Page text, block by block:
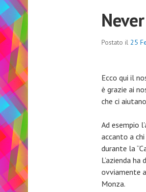
Postato il 25
Ecco qui il
è grazie ai
che ci
Ad esempio
accanto a
durante la
L’azienda
ovviamente
Monza.